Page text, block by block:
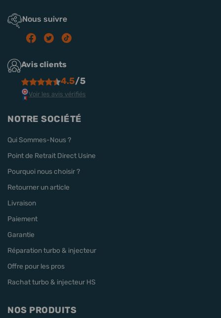
Nous suivre
Avis clients
4.5/5
Voir les avis vérifiés
NOTRE SOCIÉTÉ
Qui Sommes-Nous ?
Point de Retrait Direct Usine
Pourquoi nous choisir ?
Retourner un article
Livraison
Paiement
Garantie
Réparation turbo & injecteur
Offre pour les pros
Rachat turbo & injecteur HS
NOS PRODUITS